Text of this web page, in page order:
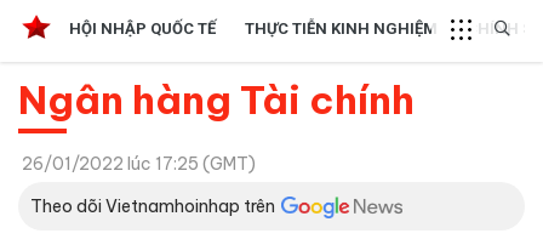
HỘI NHẬP QUỐC TẾ THỰC TIỄN KINH NGHIỆM CHÍNH
Ngân hàng Tài chính
26/01/2022 lúc 17:25 (GMT)
Theo dõi Vietnamhoinhap trên